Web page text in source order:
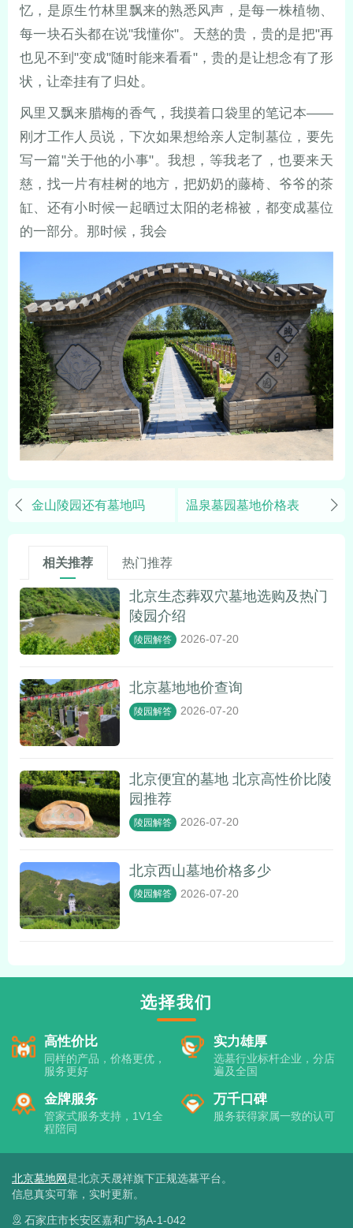
忆，是原生竹林里飘来的熟悉风声，是每一株植物、
每一块石头都在说"我懂你"。天慈的贵，贵的是把"再
也见不到"变成"随时能来看看"，贵的是让想念有了形
状，让牵挂有了归处。
风里又飘来腊梅的香气，我摸着口袋里的笔记本——
刚才工作人员说，下次如果想给亲人定制墓位，要先
写一篇"关于他的小事"。我想，等我老了，也要来天
慈，找一片有桂树的地方，把奶奶的藤椅、爷爷的茶
缸、还有小时候一起晒过太阳的老棉被，都变成墓位
的一部分。那时候，我会
金山陵园还有墓地吗 温泉墓园墓地价格表
相关推荐 热门推荐
北京生态葬双穴墓地选购及热门
陵园介绍
陵园解答 2026-07-20
北京墓地地价查询
陵园解答 2026-07-20
北京便宜的墓地 北京高性价比陵
园推荐
陵园解答 2026-07-20
北京西山墓地价格多少
陵园解答 2026-07-20
选择我们
高性价比
同样的产品，价格更优，
服务更好
实力雄厚
选墓行业标杆企业，分店
遍及全国
金牌服务
管家式服务支持，1V1全
程陪同
万千口碑
服务获得家属一致的认可
北京墓地网 是北京天晟祥旗下正规选墓平台。
信息真实可靠，实时更新。
石家庄市长安区嘉和广场A-1-042